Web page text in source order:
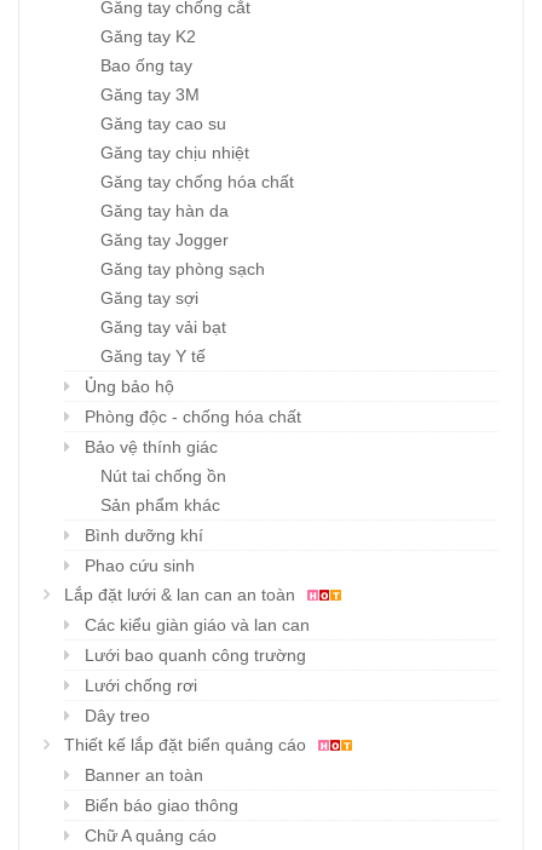
Găng tay chống cắt
Găng tay K2
Bao ống tay
Găng tay 3M
Găng tay cao su
Găng tay chịu nhiệt
Găng tay chống hóa chất
Găng tay hàn da
Găng tay Jogger
Găng tay phòng sạch
Găng tay sợi
Găng tay vải bạt
Găng tay Y tế
Ủng bảo hộ
Phòng độc - chống hóa chất
Bảo vệ thính giác
Nút tai chống ồn
Sản phẩm khác
Bình dưỡng khí
Phao cứu sinh
Lắp đặt lưới & lan can an toàn
Các kiểu giàn giáo và lan can
Lưới bao quanh công trường
Lưới chống rơi
Dây treo
Thiết kế lắp đặt biển quảng cáo
Banner an toàn
Biển báo giao thông
Chữ A quảng cáo